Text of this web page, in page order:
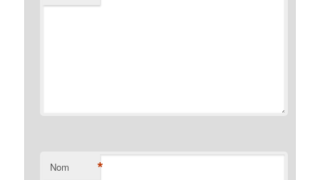
Nom *